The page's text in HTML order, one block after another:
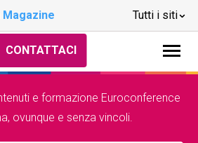
Tutti i siti
CONTATTACI
e formazione Euroconference
ovunque e senza vincoli.